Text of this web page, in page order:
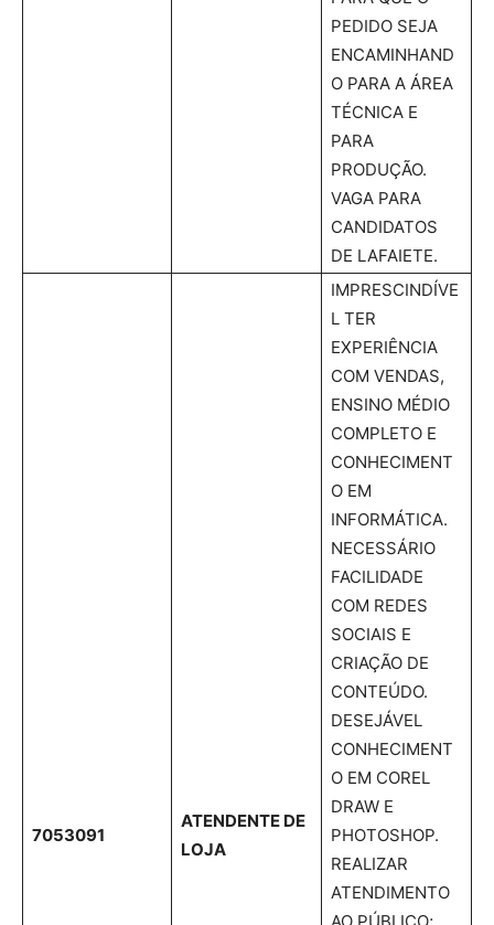
PEDIDO SEJA
ENCAMINHAND
O PARA A ÁREA
TÉCNICA E
PARA
PRODUÇÃO.
VAGA PARA
CANDIDATOS
DE LAFAIETE.
7053091
ATENDENTE DE
LOJA
IMPRESCINDÍVE
L TER
EXPERIÊNCIA
COM VENDAS,
ENSINO MÉDIO
COMPLETO E
CONHECIMENT
O EM
INFORMÁTICA.
NECESSÁRIO
FACILIDADE
COM REDES
SOCIAIS E
CRIAÇÃO DE
CONTEÚDO.
DESEJÁVEL
CONHECIMENT
O EM COREL
DRAW E
PHOTOSHOP.
REALIZAR
ATENDIMENTO